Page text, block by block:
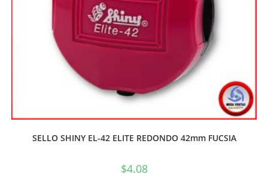
SELLO SHINY EL-42 ELITE REDONDO 42mm FUCSIA
$4.08